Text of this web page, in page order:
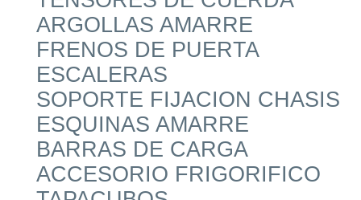
ARGOLLAS AMARRE
FRENOS DE PUERTA
ESCALERAS
SOPORTE FIJACION CHASIS
ESQUINAS AMARRE
BARRAS DE CARGA
ACCESORIO FRIGORIFICO